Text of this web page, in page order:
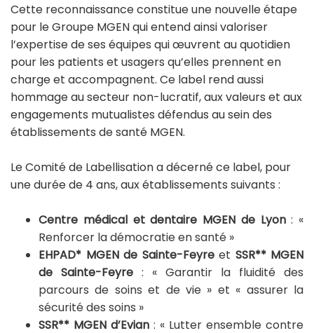
Cette reconnaissance constitue une nouvelle étape
pour le Groupe MGEN qui entend ainsi valoriser
l’expertise de ses équipes qui œuvrent au quotidien
pour les patients et usagers qu’elles prennent en
charge et accompagnent. Ce label rend aussi
hommage au secteur non-lucratif, aux valeurs et aux
engagements mutualistes défendus au sein des
établissements de santé MGEN.
Le Comité de Labellisation a décerné ce label, pour
une durée de 4 ans, aux établissements suivants :
Centre médical et dentaire MGEN de Lyon: «
Renforcer la démocratie en santé »
EHPAD* MGEN de Sainte-Feyreet SSR** MGEN
de Sainte-Feyre : « Garantir la fluidité des
parcours de soins et de vie » et « assurer la
sécurité des soins »
SSR** MGEN d’Evian : « Lutter ensemble contre